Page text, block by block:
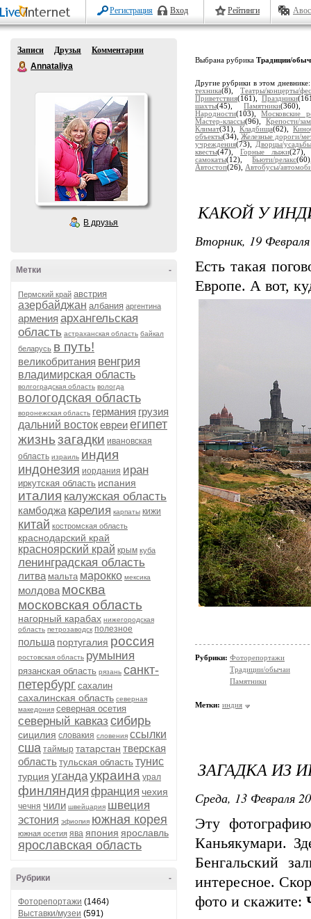
Регистрация Вход Рейтинги
Записи Друзья
Комментарии
Annataliya
В друзья
-
Метки
Пермский край австрия
азербайджан албания аргентина
армения архангельская
область астраханская область байкал
беларусь в путь!
великобритания венгрия
владимирская область
волгоградская область вологда
вологодская область
воронежская область германия грузия
дальний востокевреиегипет
жизньзагадки ивановская
область израиль индия
индонезия иордания иран
иркутская область испания
италия калужская область
камбоджа карелия карпаты кижи
китай костромская область
краснодарский край
красноярский край крым куба
ленинградская область
литва мальта марокко мексика
молдова москва
московская область
нагорный карабах нижегородская
область петрозаводск полезное
польша португалия россия
ростовская область румыния
рязанская область рязань санкт-
петербург сахалин
сахалинская область северная
македония северная осетия
северный кавказ сибирь
сицилия словакия словения ссылки
сша таймыр татарстан тверская
область тульская область тунис
турция угандаукраина урал
финляндия франция чехия
чечня чили швейцария швеция
эстония эфиопия южная корея
южная осетия ява япония ярославль
ярославская область
-
Рубрики
Фоторепортажи (1464)
Выставки/музеи (591)
Выбрана рубрика Традиции/
Другие рубрики в этом
техника(8),Театры/концерты/
Приветствия(161), Праздники
шахты(45),Памятники
Народности(103),Московские
Мастер-классы(96), Крепости/
Климат(31), Кладбища(62), Кино
объекты(34), Железные дороги/
учреждения(73), Дворцы/усадьбы
квесты(47), Горные лыжи
самокаты(12),Бьюти/релакс
Автостоп(26), Автобусы/
КАКОЙ У
Вторник, 19
Есть такая
Европе. А вот,
Рубрики: Фоторепортажи
Традиции/обычаи
Памятники
Метки: индия
ЗАГАДКА ИЗ
Среда, 13 Февраля
Эту
Каньякумари.
Бенгальский
интересное.
фото и скажите: